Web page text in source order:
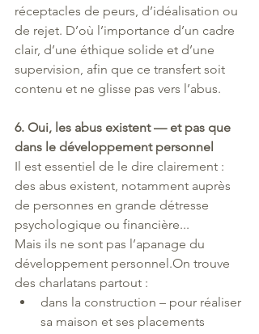
réceptacles de peurs, d’idéalisation ou
de rejet. D’où l’importance d’un cadre
clair, d’une éthique solide et d’une
supervision, afin que ce transfert soit
contenu et ne glisse pas vers l’abus.
6. Oui, les abus existent — et pas que
dans le développement personnel
Il est essentiel de le dire clairement :
des abus existent, notamment auprès
de personnes en grande détresse
psychologique ou financière...
Mais ils ne sont pas l’apanage du
développement personnel.On trouve
des charlatans partout :
dans la construction – pour réaliser
sa maison et ses placements